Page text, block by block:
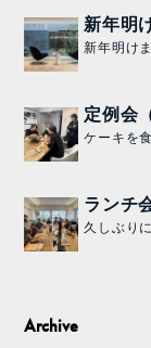
新年明
新年明け
定例会
ケーキを
ランチ
久しぶり
Archive